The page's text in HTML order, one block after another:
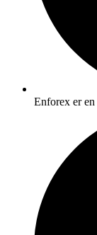
Enforex er en